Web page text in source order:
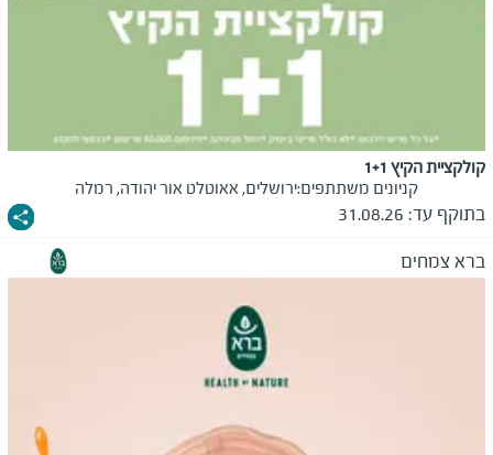
קולקציית הקיץ 1+1
קניונים משתתפים:ירושלים, אאוטלט אור יהודה, רמלה
בתוקף עד: 31.08.26
ברא צמחים